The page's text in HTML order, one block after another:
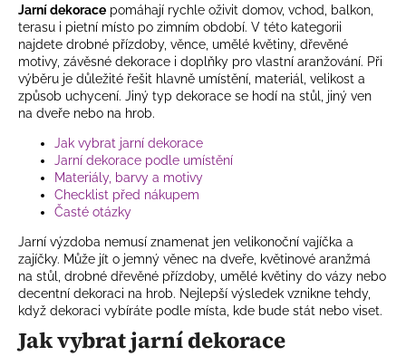
a
c
í
p
r
k
y
v
i
s
u
v
á
n
í
Jarní dekorace pomáhají rychle oživit domov, vchod, balkon,
terasu i pietní místo po zimním období. V této kategorii
najdete drobné přízdoby, věnce, umělé květiny, dřevěné
motivy, závěsné dekorace i doplňky pro vlastní aranžování. Při
výběru je důležité řešit hlavně umístění, materiál, velikost a
způsob uchycení. Jiný typ dekorace se hodí na stůl, jiný ven
na dveře nebo na hrob.
Jak vybrat jarní dekorace
Jarní dekorace podle umístění
Materiály, barvy a motivy
Checklist před nákupem
Časté otázky
Jarní výzdoba nemusí znamenat jen velikonoční vajíčka a
zajíčky. Může jít o jemný věnec na dveře, květinové aranžmá
na stůl, drobné dřevěné přízdoby, umělé květiny do vázy nebo
decentní dekoraci na hrob. Nejlepší výsledek vznikne tehdy,
když dekoraci vybíráte podle místa, kde bude stát nebo viset.
Jak vybrat jarní dekorace